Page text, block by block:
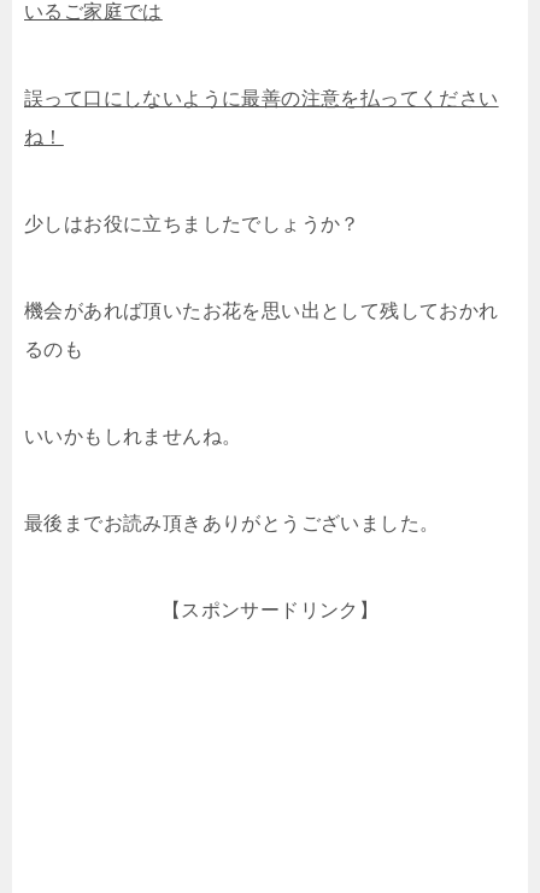
いるご家庭では
誤って口にしないように最善の注意を払ってください
ね！
少しはお役に立ちましたでしょうか？
機会があれば頂いたお花を思い出として残しておかれ
るのも
いいかもしれませんね。
最後までお読み頂きありがとうございました。
【スポンサードリンク】